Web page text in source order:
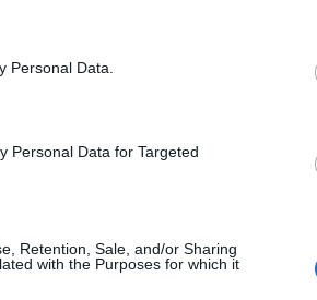
Personal Data.
Personal Data for Targeted
Retention, Sale, and/or Sharing
with the Purposes for which it